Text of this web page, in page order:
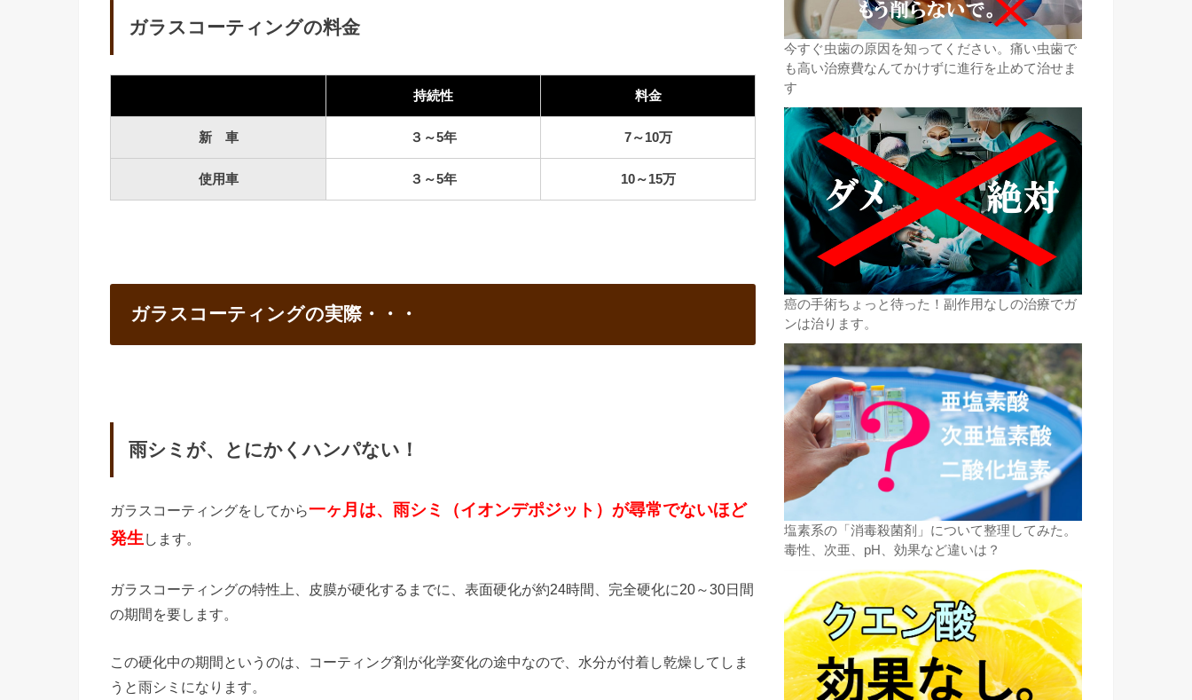
ガラスコーティングの料金
持続性 料金
新 車 ３～5年 7～10万
使用車 ３～5年 10～15万
ガラスコーティングの実際・・・
雨シミが、とにかくハンパない！
ガラスコーティングをしてから一ヶ月は、雨シミ（イオンデポジット）が尋常でないほど
発生します。
ガラスコーティングの特性上、皮膜が硬化するまでに、表面硬化が約24時間、完全硬化に20～30日間
の期間を要します。
この硬化中の期間というのは、コーティング剤が化学変化の途中なので、水分が付着し乾燥してしま
うと雨シミになります。
今すぐ虫歯の原因を知ってください。痛い虫歯で
も高い治療費なんてかけずに進行を止めて治せま
す
癌の手術ちょっと待った！副作用なしの治療でガ
ンは治ります。
塩素系の「消毒殺菌剤」について整理してみた。
毒性、次亜、pH、効果など違いは？